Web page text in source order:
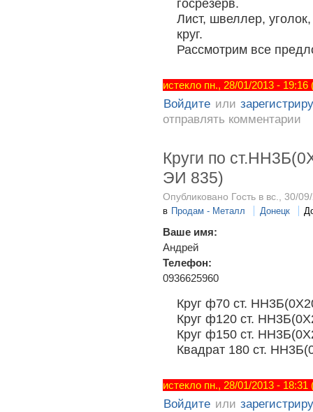
госрезерв.
Лист, швеллер,
круг.
Рассмотрим все
истекло пн., 28/01/2013 -
Войдите или
отправлять комментарии
Круги по
ЭИ 835)
Опубликовано Гость в вс., 30/
в Продам - Металл Донецк
Ваше имя:
Андрей
Телефон:
0936625960
Круг ф70 ст.
Круг ф120 ст.
Круг ф150 ст.
Квадрат 180 ст.
истекло пн., 28/01/2013 -
Войдите или